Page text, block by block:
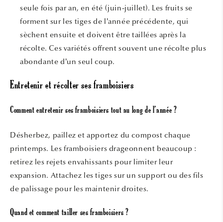
seule fois par an, en été (juin-juillet). Les fruits se
forment sur les tiges de l’année précédente, qui
sèchent ensuite et doivent être taillées après la
récolte. Ces variétés offrent souvent une récolte plus
abondante d’un seul coup.
Entretenir et récolter ses framboisiers
Comment entretenir ses framboisiers tout au long de l’année ?
Désherbez, paillez et apportez du compost chaque
printemps. Les framboisiers drageonnent beaucoup :
retirez les rejets envahissants pour limiter leur
expansion. Attachez les tiges sur un support ou des fils
de palissage pour les maintenir droites.
Quand et comment tailler ses framboisiers ?